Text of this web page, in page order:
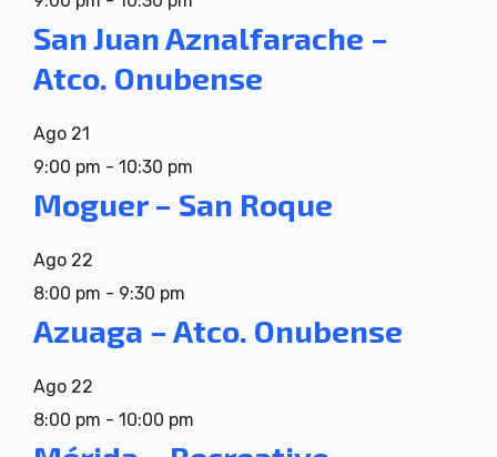
San Juan Aznalfarache –
Atco. Onubense
Ago 21
9:00 pm - 10:30 pm
Moguer – San Roque
Ago 22
8:00 pm - 9:30 pm
Azuaga – Atco. Onubense
Ago 22
8:00 pm - 10:00 pm